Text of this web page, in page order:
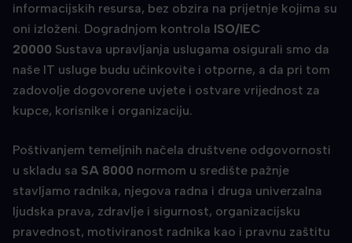
informacijskih resursa, bez obzira na prijetnje kojima su
oni izloženi. Dogradnjom kontrola ISO/IEC
20000 Sustava upravljanja uslugama osigurali smo da
naše IT usluge budu učinkovite i otporne, a da pri tom
zadovolje dogovorene uvjete i ostvare vrijednost za
kupce, korisnike i organizaciju.
Poštivanjem temeljnih načela društvene odgovornosti
u skladu sa SA 8000 normom u središte pažnje
stavljamo radnika, njegova radna i druga univerzalna
ljudska prava, zdravlje i sigurnost, organizacijsku
pravednost, motiviranost radnika kao i pravnu zaštitu